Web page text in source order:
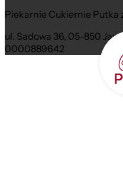
Piekarnie Cukiernie Putka
ul. Sadowa 36, 05-850
0000889642